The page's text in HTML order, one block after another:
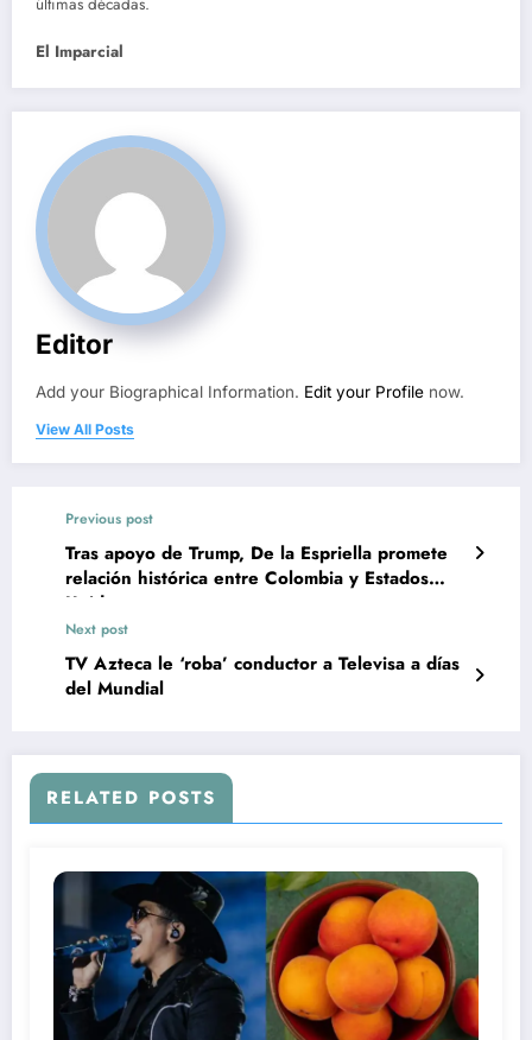
El Imparcial
Editor
Add your Biographical Information. Edit your Profile now.
View All Posts
Previous post
Tras apoyo de Trump, De la Espriella promete
relación histórica entre Colombia y Estados
Unidos
Next post
TV Azteca le ‘roba’ conductor a Televisa a días
del Mundial
RELATED POSTS